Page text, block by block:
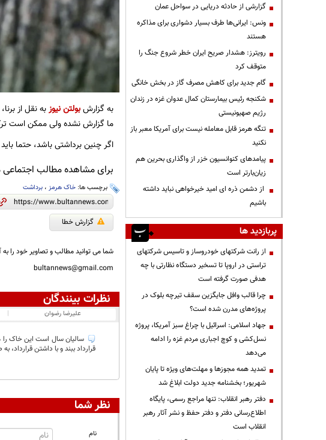
به گزارشبولتن نیوزبه نقل از
ما گزارش نشده ولی ممکن است
اگر چنین برداشتی باشد، حتما
برای مشاهده مطالب اجتماعی
برچسب ها: خاک هرمز، برداشت
گزارش خطا
شما می توانید مطالب و تصاویر خود را
bultannews@gmail.com
نظرات بینندگان
علیرضا رضوان |
سالیان سال است این خاک را
قرارداد ببند و با داشتن
نظر شما
نام
گزارشی از حادثه دریایی در سواحل عمان
ونس: ایرانی‌ها طرف بسیار دشواری برای مذاکره
هستند
رویترز: هشدار صریح ایران خطر شروع جنگ را
متوقف کرد
گام جدید برای کاهش مصرف گاز در بخش خانگی
شکنجه رئیس بیمارستان کمال عدوان غزه در زندان
رژیم صهیونیستی
تنگه هرمز قابل معامله نیست برای آمریکا معبر باز
نکنید
پیامدهای کنوانسیون خزر از واگذاری بحرین هم
زیان‌بارتر است
از دشمن ذره ای امید خیرخواهی نباید داشته
باشیم
پربازدید ها
از رانت‌ شرکتهای خودروساز و تاسیس شرکتهای
تراستی در اروپا تا تسخیر دستگاه نظارتی با چه
هدفی صورت گرفته است
چرا قالب وافل جایگزین سقف تیرچه بلوک در
پروژه‌های مدرن شده است؟
جهاد اسلامی: اسرائیل با چراغ سبز آمریکا، پروژه
نسل‌کشی و کوچ اجباری مردم غزه را ادامه
می‌دهد
تمدید همه مجوزها و مهلت‌های ویژه تا پایان
شهریور؛ بخشنامه جدید دولت ابلاغ شد
دفتر رهبر انقلاب: تنها مراجع رسمی، پایگاه
اطلاع‌رسانی دفتر و دفتر حفظ و نشر آثار رهبر
انقلاب است